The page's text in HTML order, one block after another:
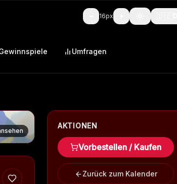
16px
Umfragen
AKTIONEN
Vorbestellen / Kaufen
Zurück zum Kalender